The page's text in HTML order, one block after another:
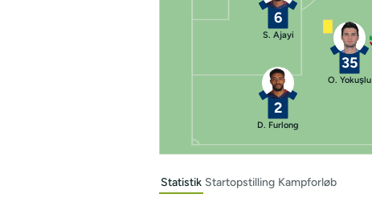
6
S. Ajayi
2
D. Furlong
35
O. Yokuşlu
Statistik Startopstilling Kampforløb